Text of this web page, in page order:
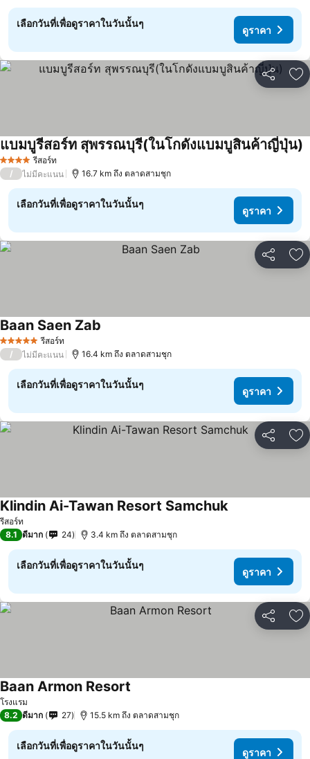
เลือกวันที่เพื่อดูราคาในวันนั้นๆ
ดูราคา
แชร์ เ
4 ดาว รีสอร์ท
แบมบูรีสอร์ท สุพรรณบุรี(ในโกดังแบมบูสินค้าญี่ปุ่น)
/ ไม่มีคะแนน 16.7 km ถึง ตลาดสามชุก
เลือกวันที่เพื่อดูราคาในวันนั้นๆ
ดูราคา
แชร์ เ
5 ดาว รีสอร์ท
Baan Saen Zab
/ ไม่มีคะแนน 16.4 km ถึง ตลาดสามชุก
เลือกวันที่เพื่อดูราคาในวันนั้นๆ
ดูราคา
แชร์ เ
รีสอร์ท
Klindin Ai-Tawan Resort Samchuk
8.1 ดีมาก 24 3.4 km ถึง ตลาดสามชุก
เลือกวันที่เพื่อดูราคาในวันนั้นๆ
ดูราคา
แชร์ เ
โรงแรม
Baan Armon Resort
8.2 ดีมาก 27 15.5 km ถึง ตลาดสามชุก
เลือกวันที่เพื่อดูราคาในวันนั้นๆ
ดูราคา